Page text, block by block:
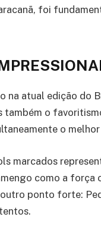
foi
na atual edição do
também o
o
marcados
como a
ponto forte: